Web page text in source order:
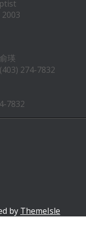
瑛
274-7832
7832
by ThemeIsle